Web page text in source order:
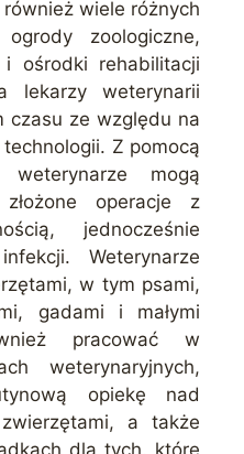
wiele różnych
zoologiczne,
ośrodki rehabilitacji
lekarzy weterynarii
czasu ze względu na
Z pomocą
weterynarze mogą
operacje z
jednocześnie
Weterynarze
w tym psami,
gadami i małymi
pracować w
weterynaryjnych,
opiekę nad
a także
dla tych, które